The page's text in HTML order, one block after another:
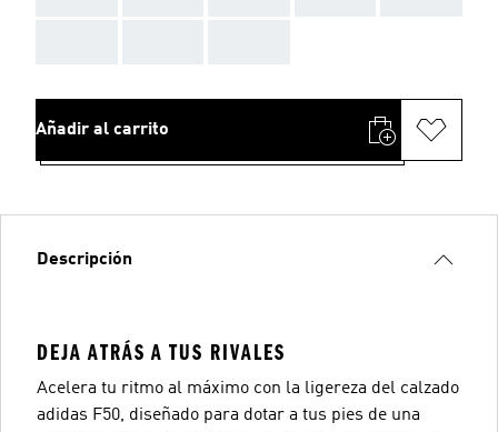
Añadir al carrito
Descripción
DEJA ATRÁS A TUS RIVALES
Acelera tu ritmo al máximo con la ligereza del calzado
adidas F50, diseñado para dotar a tus pies de una